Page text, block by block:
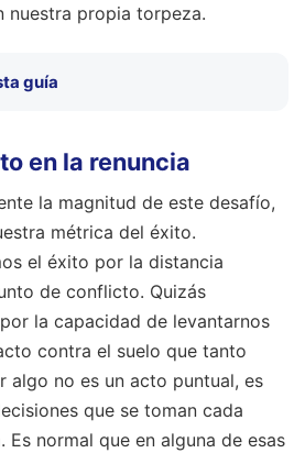
nuestra propia torpeza.
guía
en la renuncia
la magnitud de este desafío,
métrica del éxito.
el éxito por la distancia
de conflicto. Quizás
la capacidad de levantarnos
contra el suelo que tanto
algo no es un acto puntual, es
que se toman cada
Es normal que en alguna de esas